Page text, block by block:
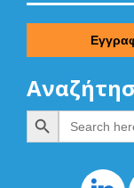
Search
for:
Search Button